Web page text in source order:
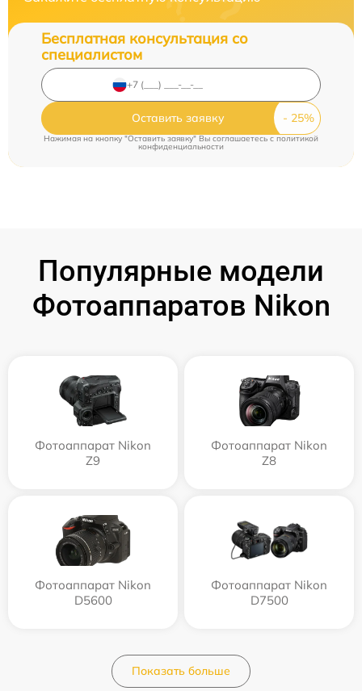
Бесплатная консультация со
специалистом
Оставить заявку
Нажимая на кнопку "Оставить заявку" Вы соглашаетесь cполитикой
конфиденциальности
Популярные модели
Фотоаппаратов Nikon
Фотоаппарат Nikon
Z9
Фотоаппарат Nikon
Z8
Фотоаппарат Nikon
D5600
Фотоаппарат Nikon
D7500
Показать больше